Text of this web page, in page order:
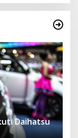
Daihatsu